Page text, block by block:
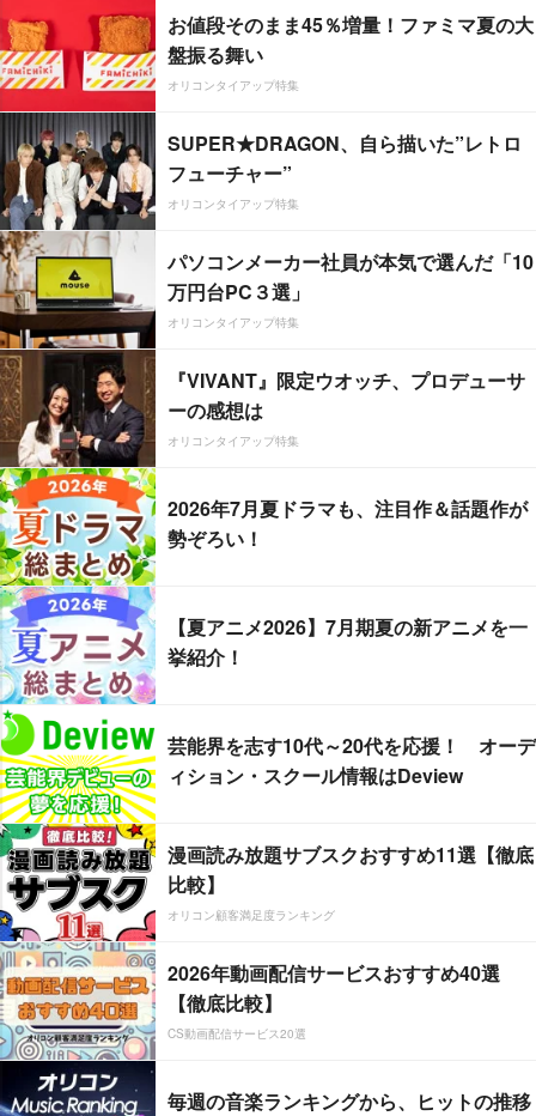
お値段そのまま45％増量！ファミマ夏の大
盤振る舞い
オリコンタイアップ特集
SUPER★DRAGON、自ら描いた”レトロ
フューチャー”
オリコンタイアップ特集
パソコンメーカー社員が本気で選んだ「10
万円台PC３選」
オリコンタイアップ特集
『VIVANT』限定ウオッチ、プロデューサ
ーの感想は
オリコンタイアップ特集
2026年7月夏ドラマも、注目作＆話題作が
勢ぞろい！
【夏アニメ2026】7月期夏の新アニメを一
挙紹介！
芸能界を志す10代～20代を応援！ オーデ
ィション・スクール情報はDeview
漫画読み放題サブスクおすすめ11選【徹底
比較】
オリコン顧客満足度ランキング
2026年動画配信サービスおすすめ40選
【徹底比較】
CS動画配信サービス20選
毎週の音楽ランキングから、ヒットの推移